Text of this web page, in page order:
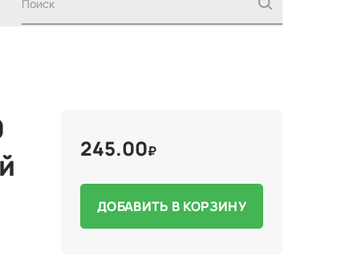
245.00₽
ДОБАВИТЬ В КОРЗИНУ